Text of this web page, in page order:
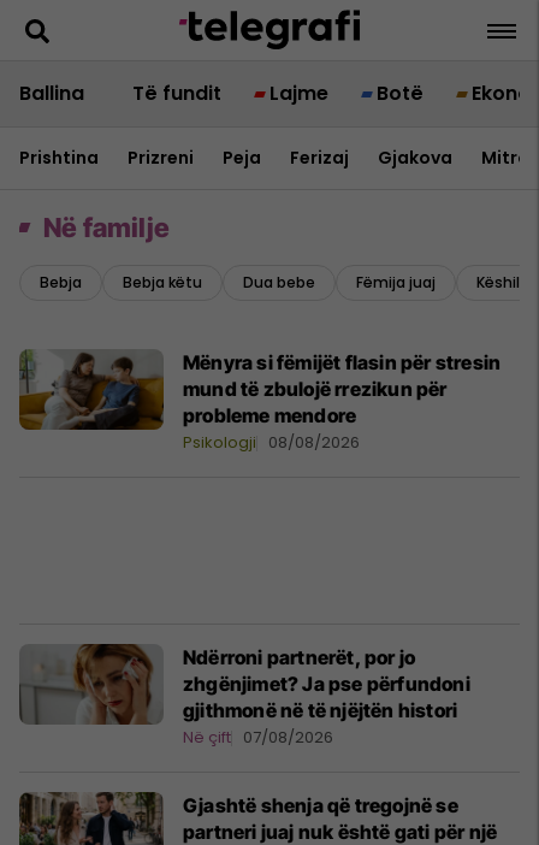
Ballina Të fundit Lajme Botë
Prishtina Prizreni Peja Ferizaj Gjakova
Në familje
Bebja Bebja këtu Dua bebe Fëmija juaj Këshilla
Mënyra si fëmijët flasin për stresin
mund të zbulojë rrezikun për
probleme mendore
Psikologji 08/08/2026
Ndërroni partnerët, por jo
zhgënjimet? Ja pse përfundoni
gjithmonë në të njëjtën histori
Në çift 07/08/2026
Gjashtë shenja që tregojnë se
partneri juaj nuk është gati për një